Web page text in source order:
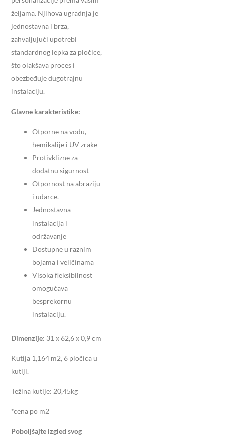
željama. Njihova ugradnja je
jednostavna i brza,
zahvaljujući upotrebi
standardnog lepka za pločice,
što olakšava proces i
obezbeđuje dugotrajnu
instalaciju.
Glavne karakteristike:
Otporne na vodu,
hemikalije i UV zrake
Protivklizne za
dodatnu sigurnost
Otpornost na abraziju
i udarce.
Jednostavna
instalacija i
održavanje
Dostupne u raznim
bojama i veličinama
Visoka fleksibilnost
omogućava
besprekornu
instalaciju.
Dimenzije: 31 x 62,6 x 0,9 cm
Kutija 1,164 m2, 6 pločica u
kutiji.
Težina kutije: 20,45kg
*cena po m2
Poboljšajte izgled svog